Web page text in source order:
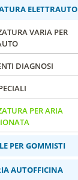
ELETTRAUTO
VARIA PER
DIAGNOSI
PER ARIA
PER GOMMISTI
AUTOFFICINA